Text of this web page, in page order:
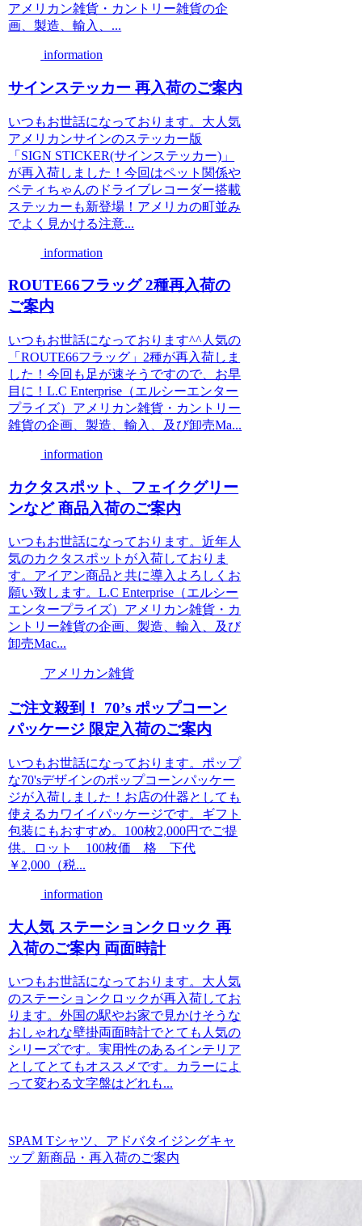
アメリカン雑貨・カントリー雑貨の企
画、製造、輸入、...
information
サインステッカー 再入荷のご案内
いつもお世話になっております。大人気
アメリカンサインのステッカー版
「SIGN STICKER(サインステッカー)」
が再入荷しました！今回はペット関係や
ベティちゃんのドライブレコーダー搭載
ステッカーも新登場！アメリカの町並み
でよく見かける注意...
information
ROUTE66フラッグ 2種再入荷の
ご案内
いつもお世話になっております^^人気の
「ROUTE66フラッグ」2種が再入荷しま
した！今回も足が速そうですので、お早
目に！L.C Enterprise（エルシーエンター
プライズ）アメリカン雑貨・カントリー
雑貨の企画、製造、輸入、及び卸売Ma...
information
カクタスポット、フェイクグリー
ンなど 商品入荷のご案内
いつもお世話になっております。近年人
気のカクタスポットが入荷しておりま
す。アイアン商品と共に導入よろしくお
願い致します。L.C Enterprise（エルシー
エンタープライズ）アメリカン雑貨・カ
ントリー雑貨の企画、製造、輸入、及び
卸売Mac...
アメリカン雑貨
ご注文殺到！ 70’s ポップコーン
パッケージ 限定入荷のご案内
いつもお世話になっております。ポップ
な70'sデザインのポップコーンパッケー
ジが入荷しました！お店の什器としても
使えるカワイイパッケージです。ギフト
包装にもおすすめ。100枚2,000円でご提
供。ロット 100枚価 格 下代
￥2,000（税...
information
大人気 ステーションクロック 再
入荷のご案内 両面時計
いつもお世話になっております。大人気
のステーションクロックが再入荷してお
ります。外国の駅やお家で見かけそうな
おしゃれな壁掛両面時計でとても人気の
シリーズです。実用性のあるインテリア
としてとてもオススメです。カラーによ
って変わる文字盤はどれも...
SPAM Tシャツ、アドバタイジングキャ
ップ 新商品・再入荷のご案内